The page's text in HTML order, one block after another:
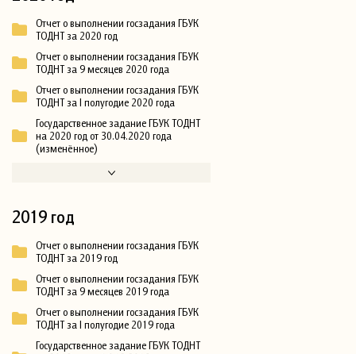
Отчет о выполнении госзадания ГБУК
ТОДНТ за 2020 год
Отчет о выполнении госзадания ГБУК
ТОДНТ за 9 месяцев 2020 года
Отчет о выполнении госзадания ГБУК
ТОДНТ за I полугодие 2020 года
Государственное задание ГБУК ТОДНТ
на 2020 год от 30.04.2020 года
(изменённое)
2019 год
Отчет о выполнении госзадания ГБУК
ТОДНТ за 2019 год
Отчет о выполнении госзадания ГБУК
ТОДНТ за 9 месяцев 2019 года
Отчет о выполнении госзадания ГБУК
ТОДНТ за I полугодие 2019 года
Государственное задание ГБУК ТОДНТ